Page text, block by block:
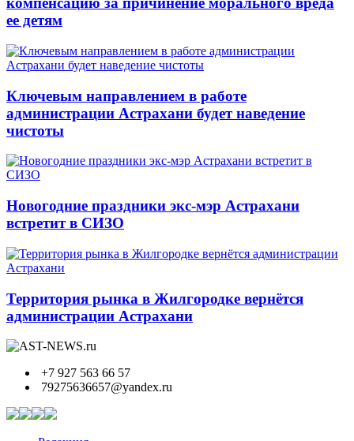
ее детям
Ключевым направлением в работе
администрации Астрахани будет наведение
чистоты
Новогодние праздники экс-мэр Астрахани
встретит в СИЗО
Территория рынка в Жилгородке вернётся
администрации Астрахани
+7 927 563 66 57
79275636657@yandex.ru